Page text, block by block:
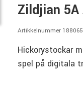
Zildjian
Artikkelnummer
Hickorystockar
spel på digitala